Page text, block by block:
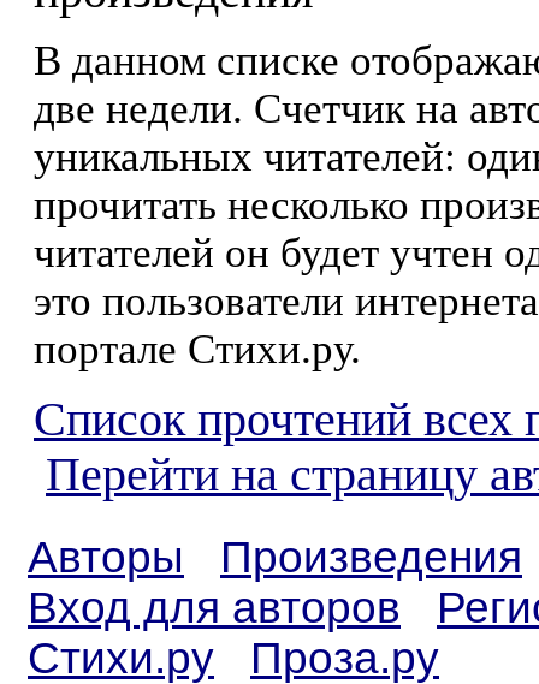
В данном списке
две недели. Счетчик на
уникальных читателей:
прочитать несколько
читателей он будет учтен
это пользователи
портале Стихи.ру.
Список прочтений всех
Перейти на страницу
Авторы
Произведения
Вход для авторов
Стихи.ру
Проза.ру